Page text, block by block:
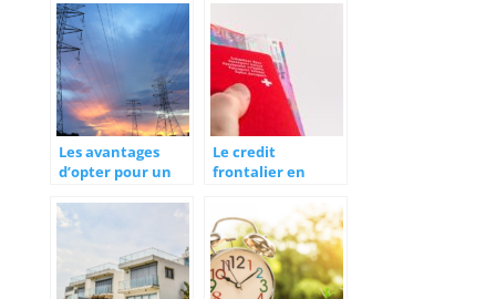
une aide pour
financer votre
achat ?
charges
Les avantages
d’opter pour un
d’electricite de
qualite
Le credit
frontalier en
opportunite pour
les frontaliers